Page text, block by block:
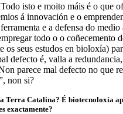
Todo isto e moito máis é o que
á innovación e o
e a defensa do
todo o o coñecemento
os seus estudos en bioloxía)
defecto é, valla a
parece mal defecto no que
non si?
Terra Catalina? É biotecnoloxía
exactamente?